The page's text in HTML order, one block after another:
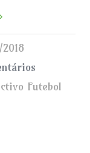
2018
Futebol